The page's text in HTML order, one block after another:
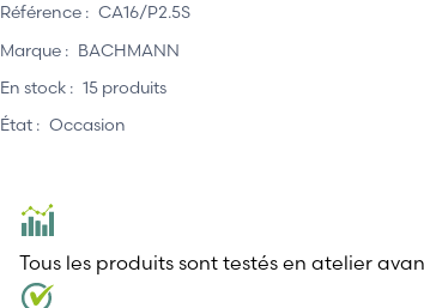
Référence : CA16/P2.5S
Marque : BACHMANN
En stock : 15 produits
État : Occasion
Tous les produits sont testés en atelier